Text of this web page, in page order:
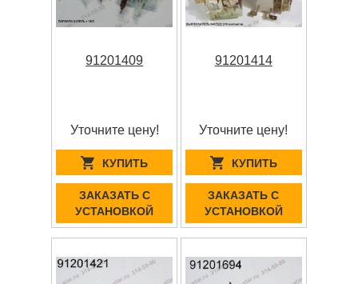
91201409
Уточните цену!
КУПИТЬ
ЗАКАЗАТЬ С
УСТАНОВКОЙ
91201414
Уточните цену!
КУПИТЬ
ЗАКАЗАТЬ С
УСТАНОВКОЙ